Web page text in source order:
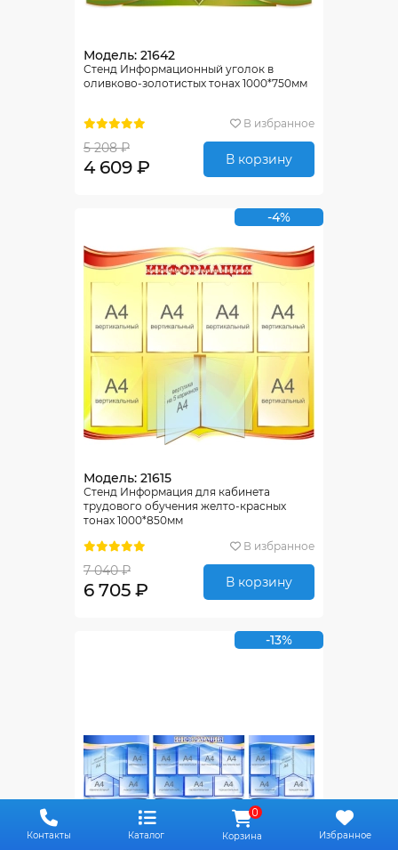
Контакты Каталог
0
Корзина Избранное
Модель: 21642
Стенд Информационный уголок в
оливково-золотистых тонах 1000*750мм
В избранное
5 208 ₽
4 609 ₽ В корзину
-4%
Модель: 21615
Стенд Информация для кабинета
трудового обучения желто-красных
тонах 1000*850мм
В избранное
7 040 ₽
6 705 ₽ В корзину
-13%